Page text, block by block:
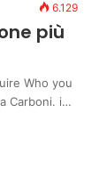
6.129
più
Who you
Carboni. i…